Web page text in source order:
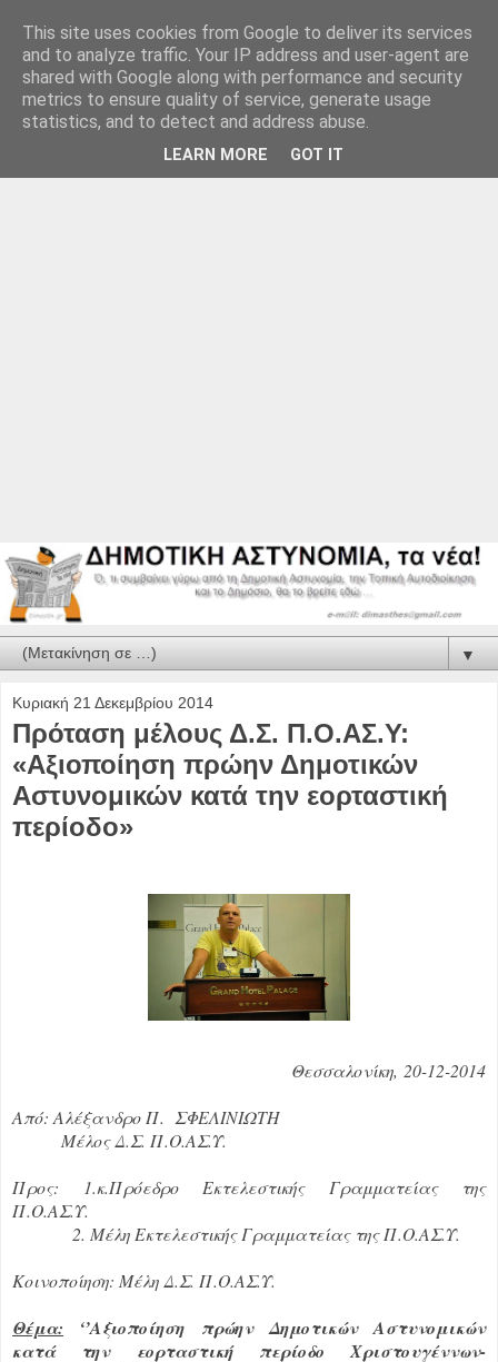
▼
Κυριακή 21 Δεκεμβρίου 2014
Πρόταση μέλους Δ.Σ. Π.Ο.ΑΣ.Υ:
«Aξιοποίηση πρώην Δημοτικών
Αστυνομικών κατά την εορταστική
περίοδο»
Θεσσαλονίκη, 20-12-2014
Από: Αλέξανδρο Π. ΣΦΕΛΙΝΙΩΤΗ
Μέλος Δ.Σ. Π.Ο.ΑΣ.Υ.
Προς: 1.κ.Πρόεδρο Εκτελεστικής Γραμματείας της
Π.Ο.ΑΣ.Υ.
2. Μέλη Εκτελεστικής Γραμματείας της Π.Ο.ΑΣ.Υ.
Κοινοποίηση: Μέλη Δ.Σ. Π.Ο.ΑΣ.Υ.
Θέμα: ‘’Aξιοποίηση πρώην Δημοτικών Αστυνομικών
κατά την εορταστική περίοδο Χριστουγέννων-
This site uses cookies from Google to deliver its services
and to analyze traffic. Your IP address and user-agent are
shared with Google along with performance and security
metrics to ensure quality of service, generate usage
statistics, and to detect and address abuse.
LEARN MORE GOT IT